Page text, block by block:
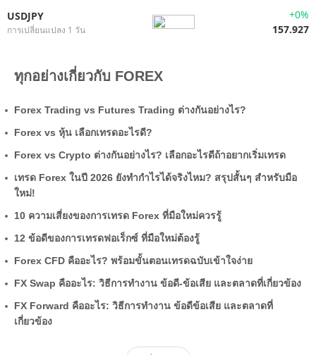
USDJPY
การเปลี่ยนแปลง 1 วัน
+0%
157.927
ทุกอย่างเกี่ยวกับ FOREX
Forex Trading vs Futures Trading ต่างกันอย่างไร?
Forex vs หุ้น เลือกเทรดอะไรดี?
Forex vs Crypto ต่างกันอย่างไร? เลือกอะไรดีถ้าอยากเริ่มเทรด
เทรด Forex ในปี 2026 ยังทำกำไรได้จริงไหม? สรุปสั้นๆ สำหรับมือ
ใหม่!
10 ความเสี่ยงของการเทรด Forex ที่มือใหม่ควรรู้
12 ข้อดีของการเทรดฟอเร็กซ์ ที่มือใหม่ต้องรู้
Forex CFD คืออะไร? พร้อมขั้นตอนเทรดฉบับเข้าใจง่าย
FX Swap คืออะไร: วิธีการทำงาน ข้อดี-ข้อเสีย และตลาดที่เกี่ยวข้อง
FX Forward คืออะไร: วิธีการทำงาน ข้อดีข้อเสีย และตลาดที่
เกี่ยวข้อง